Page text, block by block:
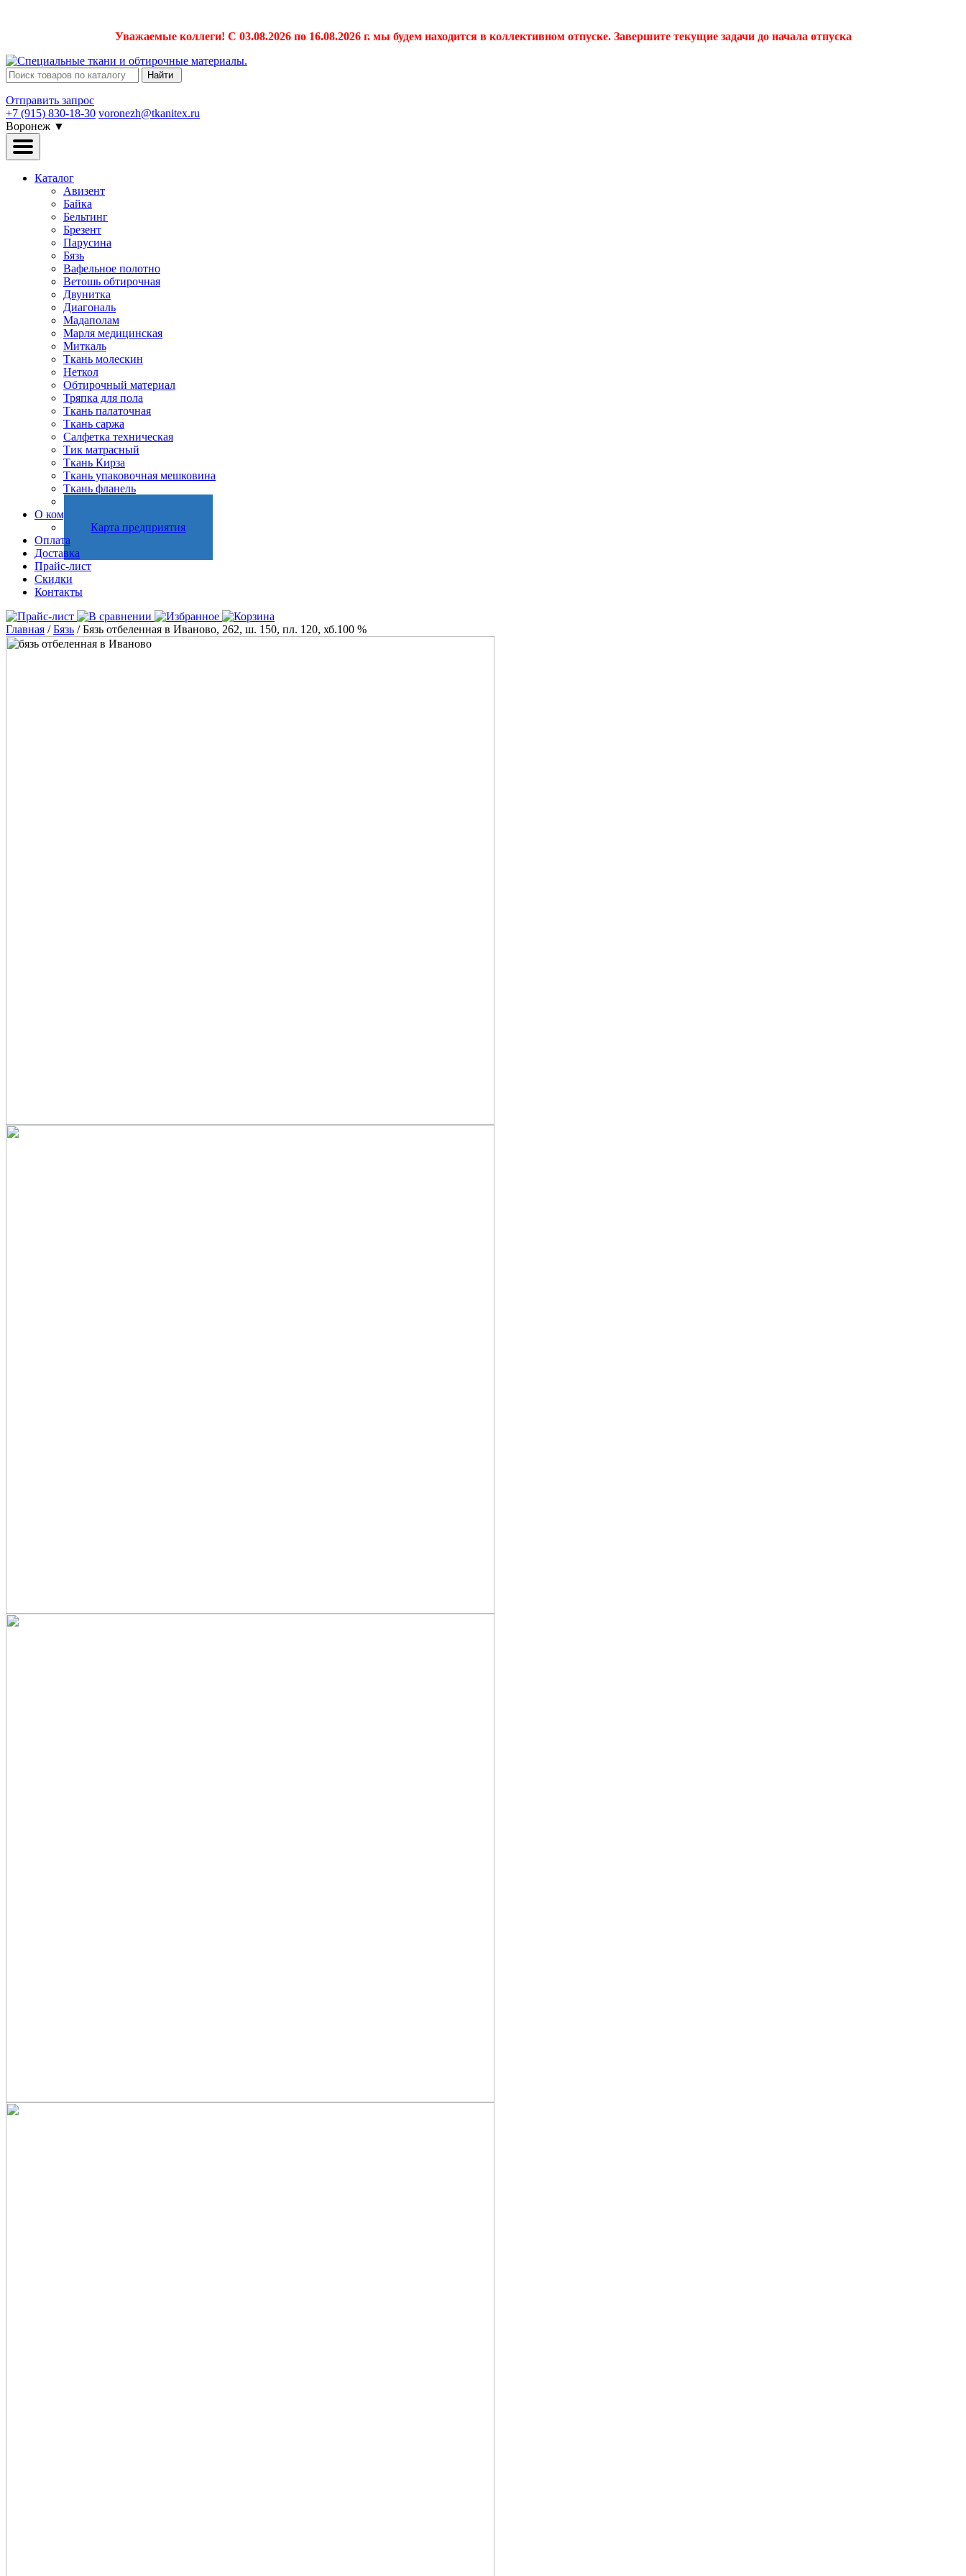
Уважаемые коллеги! С 03.08.2026 по 16.08.2026 г. мы будем находится в коллективном отпуске. Завершите текущие задачи до начала отпуска
Найти
Отправить запрос
+7 (915) 830-18-30 voronezh@tkanitex.ru
Воронеж ▼
Каталог
Авизент
Байка
Бельтинг
Брезент
Парусина
Бязь
Вафельное полотно
Ветошь обтирочная
Двунитка
Диагональ
Мадаполам
Марля медицинская
Миткаль
Ткань молескин
Неткол
Обтирочный материал
Тряпка для пола
Ткань палаточная
Ткань саржа
Салфетка техническая
Тик матрасный
Ткань Кирза
Ткань упаковочная мешковина
Ткань фланель
О компании
Карта предприятия
Оплата
Доставка
Прайс-лист
Скидки
Контакты
Главная /Бязь / Бязь отбеленная в Иваново, 262, ш. 150, пл. 120, хб.100 %